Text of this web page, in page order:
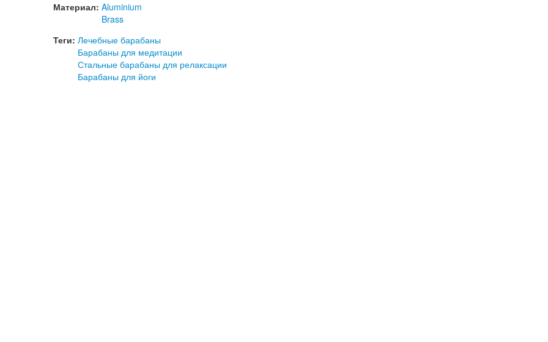
Материал: Aluminium
Brass
Теги: Лечебные барабаны
Барабаны для медитации
Стальные барабаны для релаксации
Барабаны для йоги